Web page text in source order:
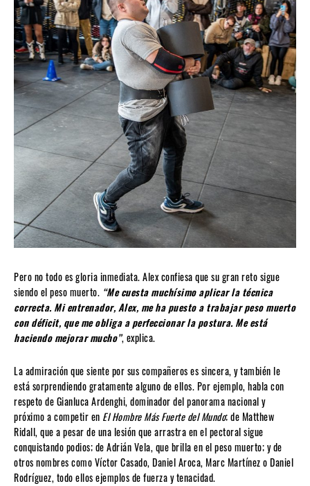
Pero no todo es gloria inmediata. Alex confiesa que su gran reto sigue
siendo el peso muerto. “Me cuesta muchísimo aplicar la técnica
correcta. Mi entrenador, Alex, me ha puesto a trabajar peso muerto
con déficit, que me obliga a perfeccionar la postura. Me está
haciendo mejorar mucho”, explica.
La admiración que siente por sus compañeros es sincera, y también le
está sorprendiendo gratamente alguno de ellos. Por ejemplo, habla con
respeto de Gianluca Ardenghi, dominador del panorama nacional y
próximo a competir en El Hombre Más Fuerte del Mundo; de Matthew
Ridall, que a pesar de una lesión que arrastra en el pectoral sigue
conquistando podios; de Adrián Vela, que brilla en el peso muerto; y de
otros nombres como Víctor Casado, Daniel Aroca, Marc Martínez o Daniel
Rodríguez, todo ellos ejemplos de fuerza y tenacidad.